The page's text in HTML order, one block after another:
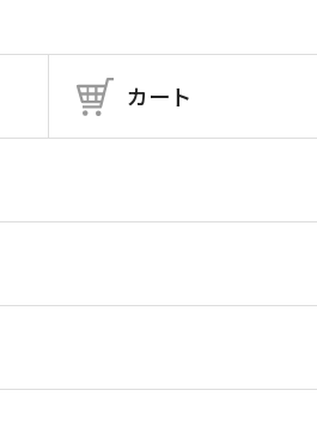
カート